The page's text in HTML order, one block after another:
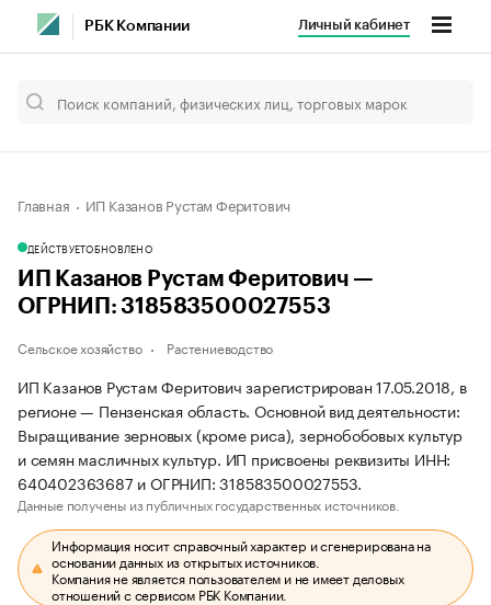
РБК Компании Личный кабинет
Главная ИП Казанов Рустам Феритович
ДЕЙСТВУЕТОБНОВЛЕНО
ИП Казанов Рустам Феритович —
ОГРНИП: 318583500027553
Сельское хозяйство Растениеводство
ИП Казанов Рустам Феритович зарегистрирован 17.05.2018, в
регионе — Пензенская область. Основной вид деятельности:
Выращивание зерновых (кроме риса), зернобобовых культур
и семян масличных культур. ИП присвоены реквизиты ИНН:
640402363687 и ОГРНИП: 318583500027553.
Данные получены из публичных государственных источников.
Информация носит справочный характер и сгенерирована на
основании данных из открытых источников.
Компания не является пользователем и не имеет деловых
отношений с сервисом РБК Компании.